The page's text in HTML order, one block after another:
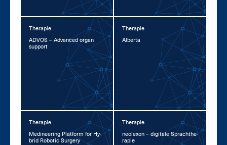
Therapie
AD­VOS – Ad­van­ced or­gan
sup­port
Therapie
Al­ber­ta
Therapie
Me­di­nee­ring Plat­form for Hy­
brid Ro­botic Sur­ge­ry
Therapie
neo­l­exon – di­gi­ta­le Sprachthe­
ra­pie